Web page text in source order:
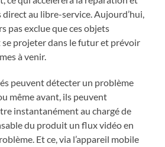
au libre-service. Aujourd’hui,
pas exclue que ces objets
projeter dans le futur et prévoir
à venir.
peuvent détecter un problème
même avant, ils peuvent
instantanément au chargé de
du produit un flux vidéo en
Et ce, via l’appareil mobile